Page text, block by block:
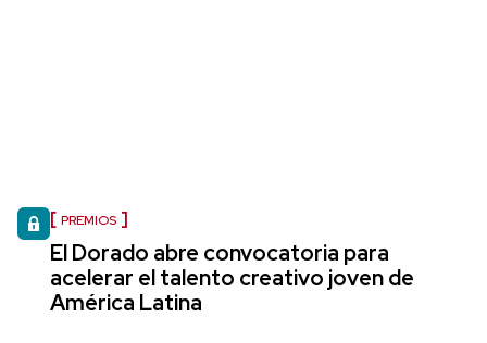
PREMIOS
El Dorado abre convocatoria para
acelerar el talento creativo joven de
América Latina